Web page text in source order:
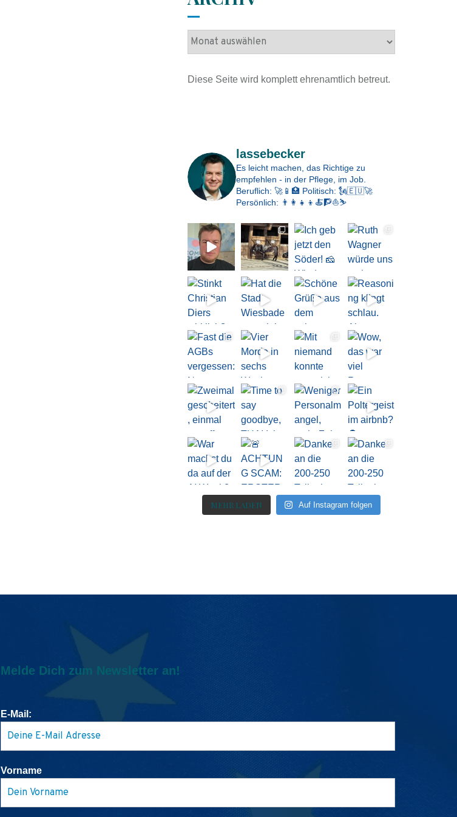
A
h
Diese Seite wird komplett ehrenamtlich betreut.
lassebecker
Es leicht machen, das Richtige zu
empfehlen - in der Pflege, im Job.
Beruflich: 🚀📱🏥 Politisch: 🗽🇪🇺🚀
Persönlich: 👨‍👩‍👧‍👦🍝🧗⛵⛷️
MEHR LADEN Auf Instagram folgen
Melde Dich zum Newsletter an!
E-Mail:
Vorname